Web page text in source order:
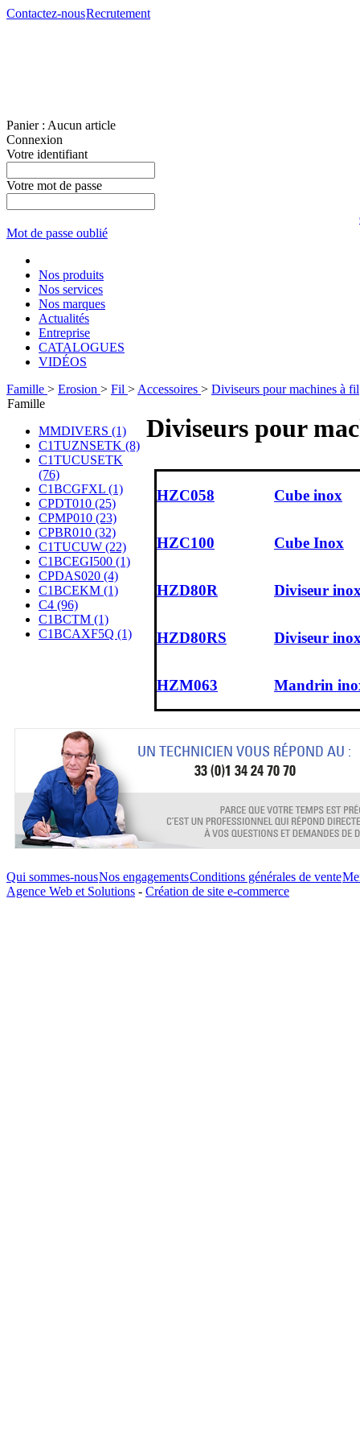
Contactez-nousRecrutement
Panier : Aucun article
Connexion
Votre identifiant
Votre mot de passe
Mot de passe oublié
Nos produits
Nos services
Nos marques
Actualités
Entreprise
CATALOGUES
VIDÉOS
Famille > Erosion > Fil > Accessoires > Diviseurs pour machines à fil
Famille
MMDIVERS (1)
C1TUZNSETK (8)
C1TUCUSETK
(76)
C1BCGFXL (1)
CPDT010 (25)
CPMP010 (23)
CPBR010 (32)
C1TUCUW (22)
C1BCEGI500 (1)
CPDAS020 (4)
C1BCEKM (1)
C4 (96)
C1BCTM (1)
C1BCAXF5Q (1)
Diviseurs pour
HZC058 Cube inox
HZC100 Cube Inox
HZD80R Diviseur
HZD80RS Diviseur
HZM063 Mandrin
Qui sommes-nousNos engagementsConditions générales de vente
Agence Web et Solutions - Création de site e-commerce